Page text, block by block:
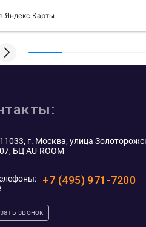
Яндекс Карты
г. Москва, улица
БЦ AU-ROOM
+7 (495) 971-7200
звонок